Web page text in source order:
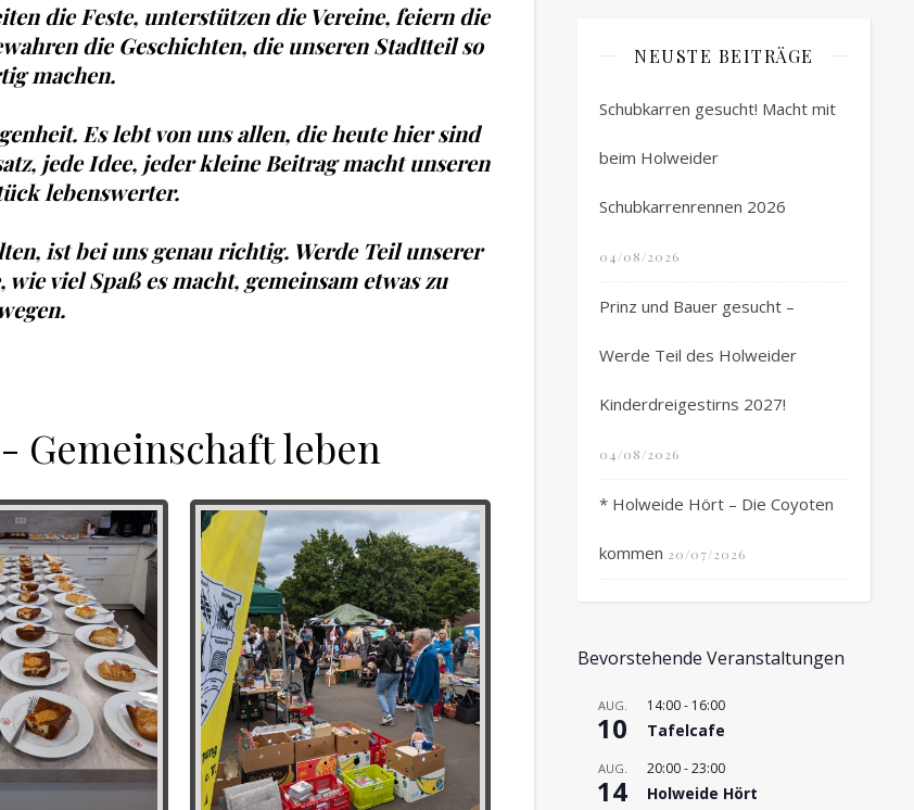
die Feste, unterstützen die Vereine, feiern die
die Geschichten, die unseren Stadtteil so
machen.
Es lebt von uns allen, die heute hier sind
jede Idee, jeder kleine Beitrag macht unseren
lebenswerter.
ist bei uns genau richtig. Werde Teil unserer
viel Spaß es macht, gemeinsam etwas zu
Gemeinschaft leben
NEUSTE BEITRÄGE
Schubkarren gesucht! Macht mit
beim Holweider
Schubkarrenrennen 2026
04/08/2026
Prinz und Bauer gesucht –
Werde Teil des Holweider
Kinderdreigestirns 2027!
04/08/2026
* Holweide Hört – Die Coyoten
kommen 20/07/2026
Bevorstehende Veranstaltungen
AUG.
10
14:00- 16:00
Tafelcafe
AUG.
14
20:00-23:00
Holweide Hört